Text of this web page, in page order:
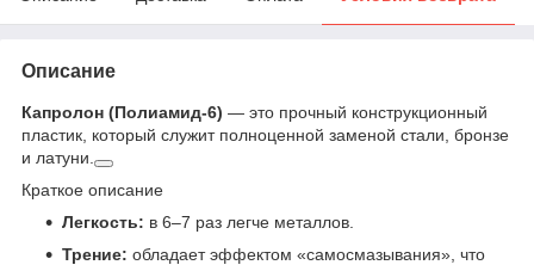
Описание
Капролон (Полиамид-6) — это прочный конструкционный
пластик, который служит полноценной заменой стали, бронзе
и латуни.
Краткое описание
Легкость: в 6–7 раз легче металлов.
Трение: обладает эффектом «самосмазывания», что